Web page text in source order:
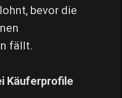
bevor die
fällt.
Käuferprofile